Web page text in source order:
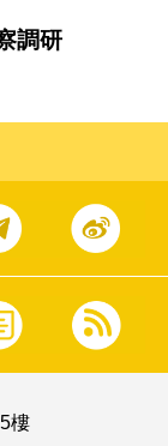
調研
樓